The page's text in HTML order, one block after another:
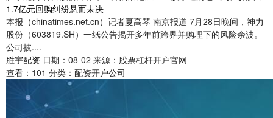
1.7亿元回购纠纷悬而未决
本报（chinatimes.net.cn）记者夏高琴 南京报道 7月28日晚间，神力
股份（603819.SH）一纸公告揭开多年前跨界并购埋下的风险余波。
公司披....
胜宇配资 日期：08-02 来源：股票杠杆开户官网
查看： 101 分类： 配资开户公司